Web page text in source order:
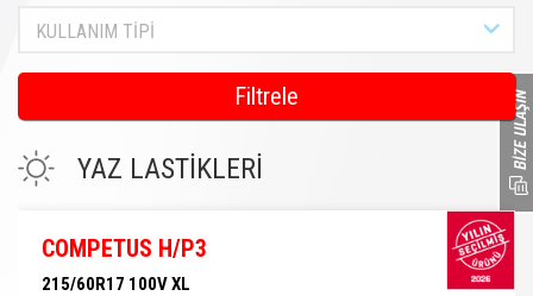
KULLANIM TİPİ
Filtrele
YAZ LASTİKLERİ
COMPETUS H/P3
215/60R17 100V XL